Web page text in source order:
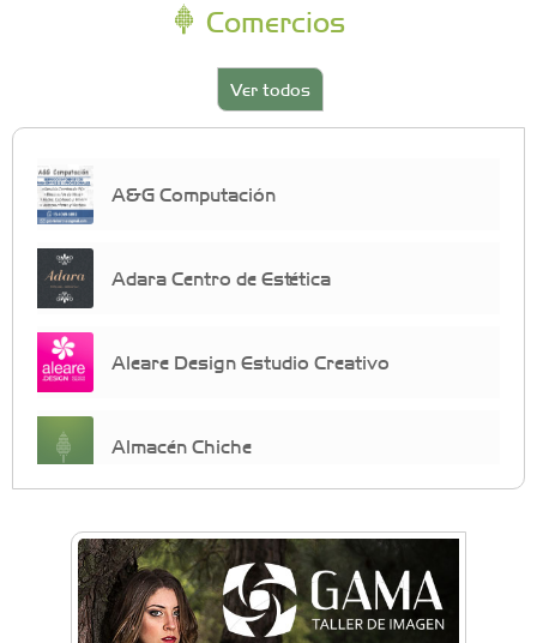
Comercios
Ver todos
A&G Computación
Adara Centro de Estética
Aleare Design Estudio Creativo
Almacén Chiche
crecimiento personal
Arq. Horacio Alejandro Sánchez